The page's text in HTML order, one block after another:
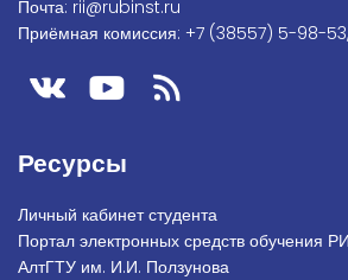
Почта: rii@rubinst.ru
Приёмная комиссия: +7 (38557) 5-98-53,
Ресурсы
Личный кабинет студента
Портал электронных средств обучения
АлтГТУ им. И.И. Ползунова